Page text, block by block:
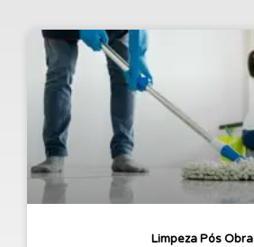
Limpeza Pós Obra